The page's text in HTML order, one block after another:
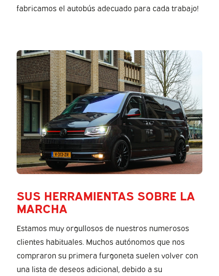
fabricamos el autobús adecuado para cada trabajo!
SUS HERRAMIENTAS SOBRE LA
MARCHA
Estamos muy orgullosos de nuestros numerosos
clientes habituales. Muchos autónomos que nos
compraron su primera furgoneta suelen volver con
una lista de deseos adicional, debido a su